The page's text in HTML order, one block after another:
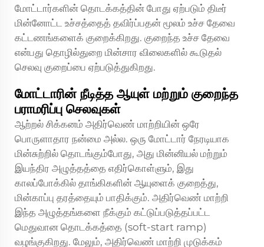
மோட்டார்களின் தொடக்கத்தின் போது ஏற்படும் திடீர்
மின்னோட்ட உச்சத்தைத் தவிர்ப்பதன் மூலம் உச்ச தேவை
கட்டணங்களைக் குறைக்கிறது. குறைந்த உச்ச தேவை
என்பது தொழில்துறை மின்சார விலைகளில் கூடுதல்
செலவு குறைப்பை ஏற்படுத்துகிறது.
மோட்டாரின் நீடித்த ஆயுள் மற்றும் குறைந்த
பராமரிப்பு செலவுகள்
ஆற்றல் சிக்கனம் அதிர்வெண் மாற்றியின் ஒரே
பொருளாதார நன்மை அல்ல. ஒரு மோட்டார் நேரடியாக
மின்சுற்றில் தொடங்கும்போது, அது மின்னியல் மற்றும்
இயந்திர அழுத்தத்தை எதிர்கொள்ளும், இது
காலப்போக்கில் தாங்கிகளின் ஆயுளைக் குறைத்து,
மின்காப்பு தரத்தையும் பாதிக்கும். அதிர்வெண் மாற்றி
இந்த அழுத்தங்களை நீக்கும் கட்டுப்படுத்தப்பட்ட
மெதுவான தொடக்கத்தை (soft-start ramp)
வழங்குகிறது. மேலும், அதிர்வெண் மாற்றி முடுக்கம்